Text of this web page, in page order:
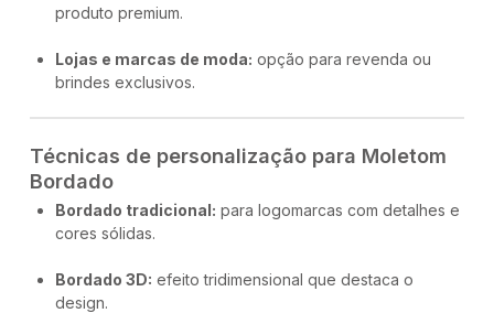
produto premium.
Lojas e marcas de moda: opção para revenda ou
brindes exclusivos.
Técnicas de personalização para Moletom
Bordado
Bordado tradicional: para logomarcas com detalhes e
cores sólidas.
Bordado 3D: efeito tridimensional que destaca o
design.